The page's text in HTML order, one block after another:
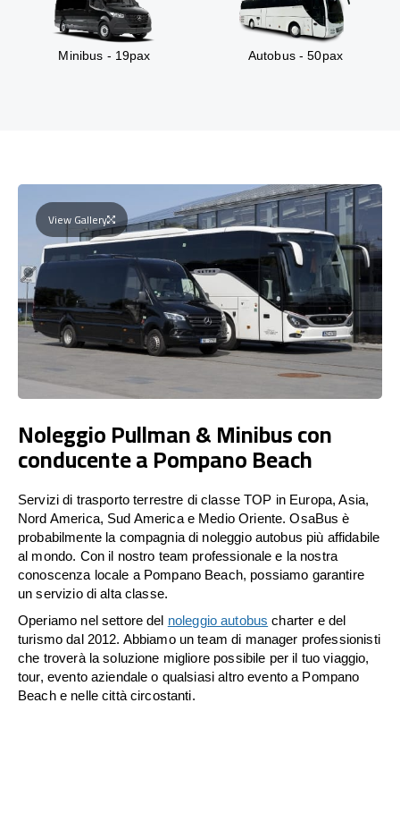
Minibus - 19pax Autobus - 50pax
View Gallery
Noleggio Pullman & Minibus con
conducente a Pompano Beach
Servizi di trasporto terrestre di classe TOP in Europa, Asia,
Nord America, Sud America e Medio Oriente. OsaBus è
probabilmente la compagnia di noleggio autobus più affidabile
al mondo. Con il nostro team professionale e la nostra
conoscenza locale a Pompano Beach, possiamo garantire
un servizio di alta classe.
Operiamo nel settore del noleggio autobus charter e del
turismo dal 2012. Abbiamo un team di manager professionisti
che troverà la soluzione migliore possibile per il tuo viaggio,
tour, evento aziendale o qualsiasi altro evento a Pompano
Beach e nelle città circostanti.